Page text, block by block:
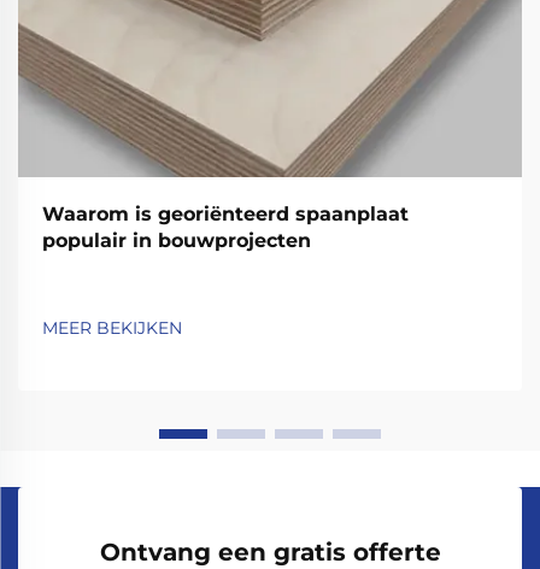
Waarom is georiënteerd spaanplaat
populair in bouwprojecten
MEER BEKIJKEN
Ontvang een gratis offerte